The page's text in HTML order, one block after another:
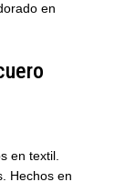
en
en textil.
Hechos en